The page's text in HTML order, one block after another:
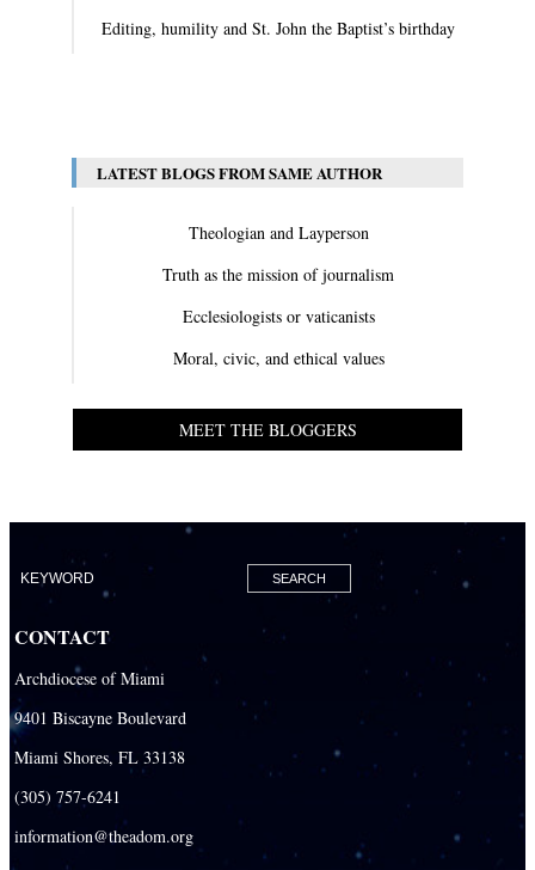
Editing, humility and St. John the Baptist’s birthday
LATEST BLOGS FROM SAME AUTHOR
Theologian and Layperson
Truth as the mission of journalism
Ecclesiologists or vaticanists
Moral, civic, and ethical values
MEET THE BLOGGERS
CONTACT
Archdiocese of Miami
9401 Biscayne Boulevard
Miami Shores, FL 33138
(305) 757-6241
information@theadom.org